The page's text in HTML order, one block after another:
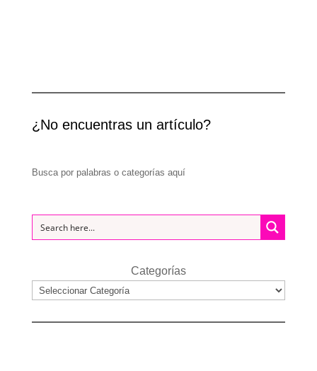
¿No encuentras un artículo?
Busca por palabras o categorías aquí
Categorías